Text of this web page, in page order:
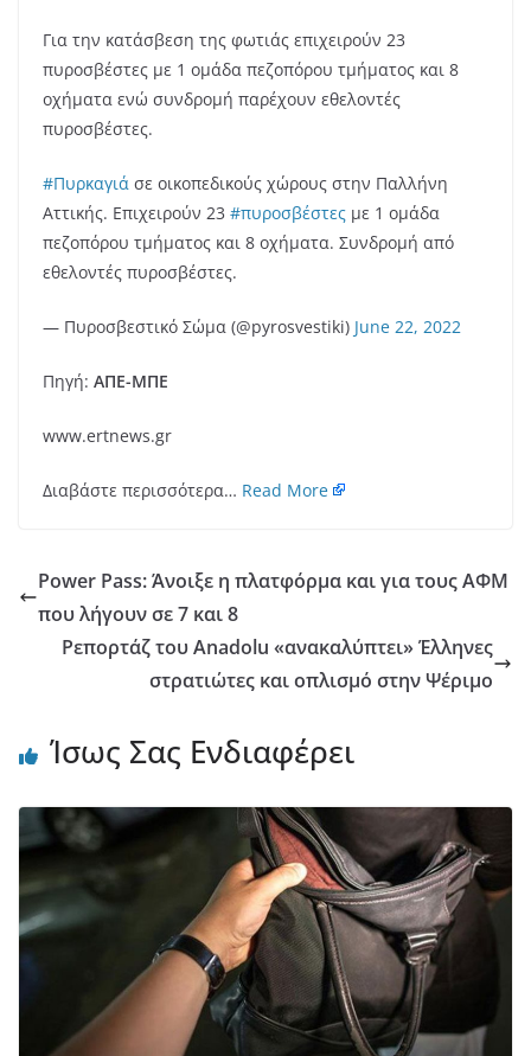
Για την κατάσβεση της φωτιάς επιχειρούν 23
πυροσβέστες με 1 ομάδα πεζοπόρου τμήματος και 8
οχήματα ενώ συνδρομή παρέχουν εθελοντές
πυροσβέστες.
#Πυρκαγιά σε οικοπεδικούς χώρους στην Παλλήνη
Αττικής. Επιχειρούν 23 #πυροσβέστες με 1 ομάδα
πεζοπόρου τμήματος και 8 οχήματα. Συνδρομή από
εθελοντές πυροσβέστες.
— Πυροσβεστικό Σώμα (@pyrosvestiki) June 22, 2022
Πηγή: ΑΠΕ-ΜΠΕ
www.ertnews.gr
Διαβάστε περισσότερα… Read More
Power Pass: Άνοιξε η πλατφόρμα και για τους ΑΦΜ
που λήγουν σε 7 και 8
Ρεπορτάζ του Anadolu «ανακαλύπτει» Έλληνες
στρατιώτες και οπλισμό στην Ψέριμο
Ίσως Σας Ενδιαφέρει